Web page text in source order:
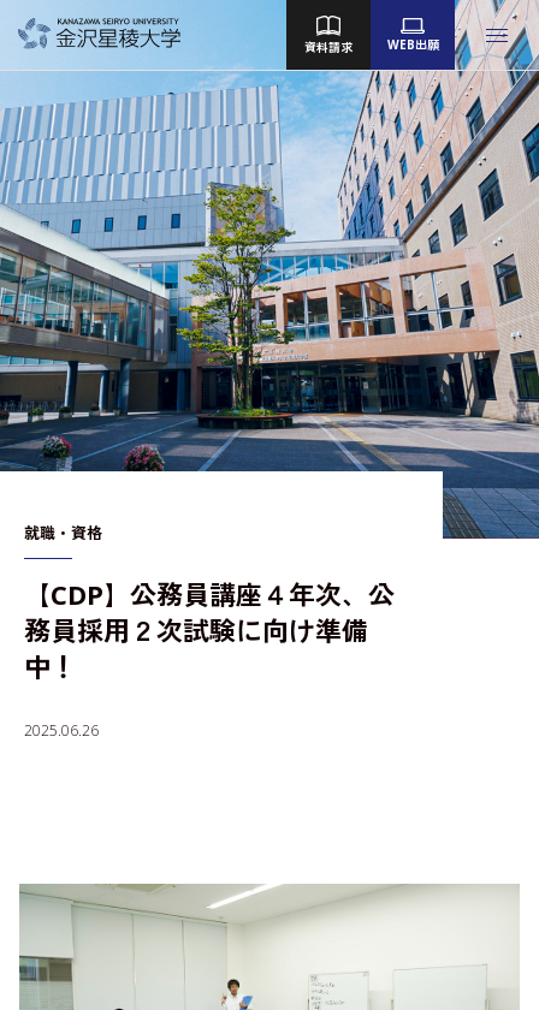
女子短期大学部 大学院
Language
大学案内
教育／学部・大学院
産学地域連携・研究
留学・国際交流
キャンパスライフ
就職・資格
入学者選抜情報
資料請求 WEB出願
就職・資格
【CDP】公務員講座４年次、公
務員採用２次試験に向け準備
中！
2025.06.26